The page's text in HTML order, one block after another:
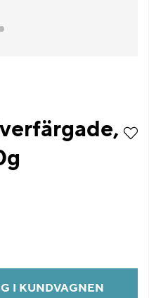
I KUNDVAGNEN